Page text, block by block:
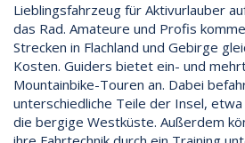
Lieblingsfahrzeug für Aktivurlauber
das Rad. Amateure und Profis
Strecken in Flachland und Gebirge
Kosten. Guiders bietet ein- und
Mountainbike-Touren an. Dabei
unterschiedliche Teile der Insel,
die bergige Westküste. Außerdem